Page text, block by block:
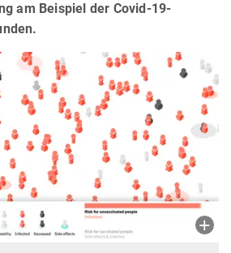
am Beispiel der Covid-19-